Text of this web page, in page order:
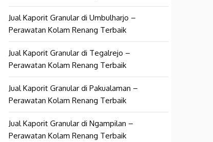
Jual Kaporit Granular di Umbulharjo –
Perawatan Kolam Renang Terbaik
Jual Kaporit Granular di Tegalrejo –
Perawatan Kolam Renang Terbaik
Jual Kaporit Granular di Pakualaman –
Perawatan Kolam Renang Terbaik
Jual Kaporit Granular di Ngampilan –
Perawatan Kolam Renang Terbaik